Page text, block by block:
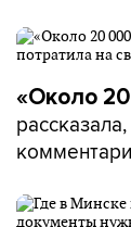
«Около